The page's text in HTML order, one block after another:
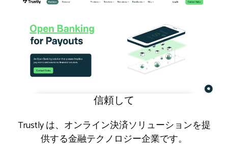
信頼して
Trustly は、オンライン決済ソリューションを提
供する金融テクノロジー企業です。